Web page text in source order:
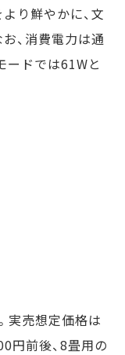
り鮮やかに、文
、消費電力は通
ードでは61Wと
実売想定価格は
円前後、8畳用の